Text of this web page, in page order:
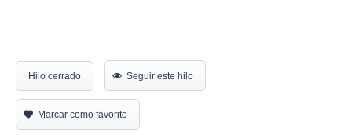
Hilo cerrado Seguir este hilo
Marcar como favorito